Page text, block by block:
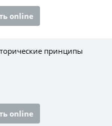
online
принципы
online